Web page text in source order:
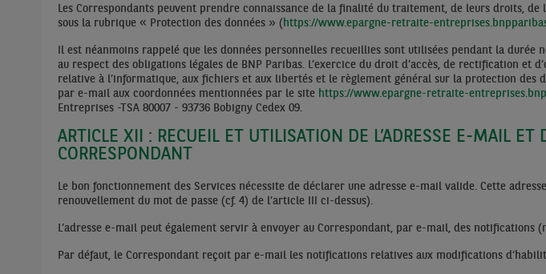
Les Correspondants peuvent prendre connaissance de la finalité du traitement, de leurs droits,
sous la rubrique « Protection des données » (https://www.epargne-retraite-
Il est néanmoins rappelé que les données personnelles recueillies sont utilisées pendant la durée
au respect des obligations légales de BNP Paribas. L’exercice du droit d’accès, de rectification et
relative à l’informatique, aux fichiers et aux libertés et le règlement général sur la protection des
par e-mail aux coordonnées mentionnées par le site https://www.epargne-retraite-
Entreprises -TSA 80007 - 93736 Bobigny Cedex 09.
ARTICLE XII : RECUEIL ET UTILISATION DE L’ADRESSE E-MAIL ET
CORRESPONDANT
Le bon fonctionnement des Services nécessite de déclarer une adresse e-mail valide. Cette
renouvellement du mot de passe (cf. 4) de l’article III ci-dessus).
L’adresse e-mail peut également servir à envoyer au Correspondant, par e-mail, des
Par défaut, le Correspondant reçoit par e-mail les notifications relatives aux modifications